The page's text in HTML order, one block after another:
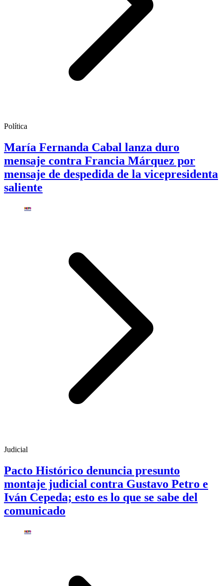
Política
María Fernanda Cabal lanza duro
mensaje contra Francia Márquez por
mensaje de despedida de la vicepresidenta
saliente
Judicial
Pacto Histórico denuncia presunto
montaje judicial contra Gustavo Petro e
Iván Cepeda; esto es lo que se sabe del
comunicado